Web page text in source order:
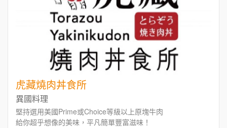
虎藏燒肉丼食所
異國料理
堅持選用美國Prime或Choice等級以上原塊牛肉
給你超乎想像的美味，平凡簡單豐富滋味！